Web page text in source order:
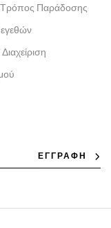
Παράδοσης
ΕΓΓΡΑΦΗ